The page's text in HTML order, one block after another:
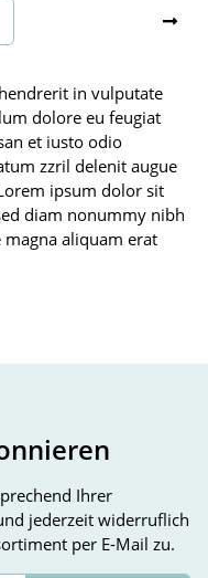
in vulputate
dolore eu feugiat
et iusto odio
zzril delenit augue
ipsum dolor sit
diam nonummy nibh
aliquam erat
Ihrer
jederzeit widerruflich
per E-Mail zu.